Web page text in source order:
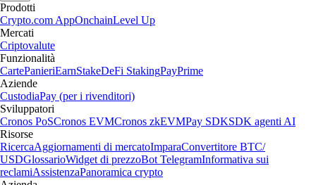
Prodotti
Crypto.com AppOnchainLevel Up
Mercati
Criptovalute
Funzionalità
CartePanieriEarnStakeDeFi StakingPayPrime
Aziende
CustodiaPay (per i rivenditori)
Sviluppatori
Cronos PoSCronos EVMCronos zkEVMPay SDKSDK agenti AI
Risorse
RicercaAggiornamenti di mercatoImparaConvertitore BTC/
USDGlossarioWidget di prezzoBot TelegramInformativa sui
reclamiAssistenzaPanoramica crypto